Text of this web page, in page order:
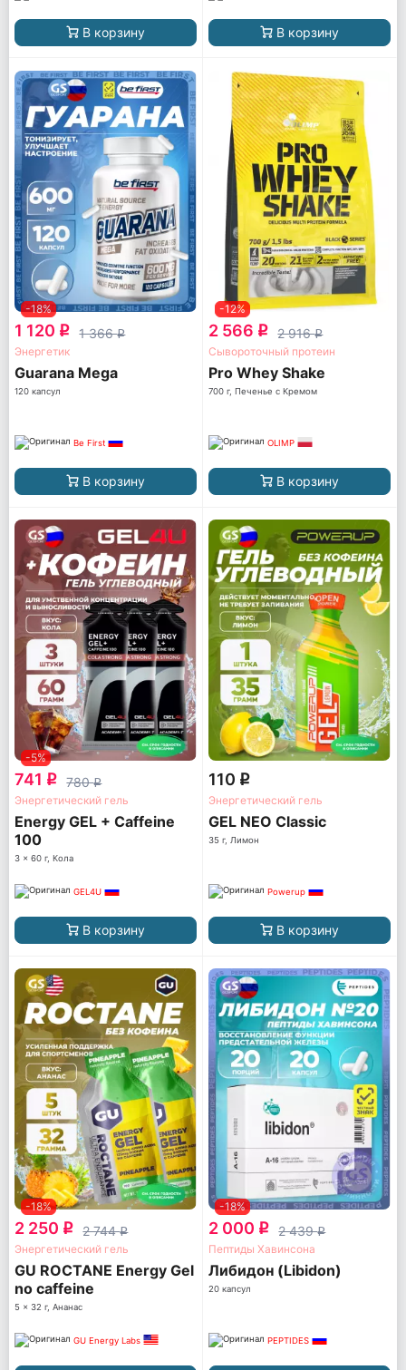
В корзину В корзину
-18%
1 120 q 1 366q
Энергетик
Guarana Mega
120 капсул
Be First
В корзину
-12%
2 566 q 2 916q
Сывороточный протеин
Pro Whey Shake
700 г, Печенье с Кремом
OLIMP
В корзину
-5%
741 q 780q
Энергетический гель
Energy GEL + Caffeine
100
3 x 60 г, Кола
GEL4U
В корзину
110 q
Энергетический гель
GEL NEO Classic
35 г, Лимон
Powerup
В корзину
-18%
2 250 q 2 744q
Энергетический гель
GU ROCTANE Energy Gel
no caffeine
5 x 32 г, Ананас
GU Energy Labs
-18%
2 000 q 2 439q
Пептиды Хавинсона
Либидон (Libidon)
20 капсул
PEPTIDES